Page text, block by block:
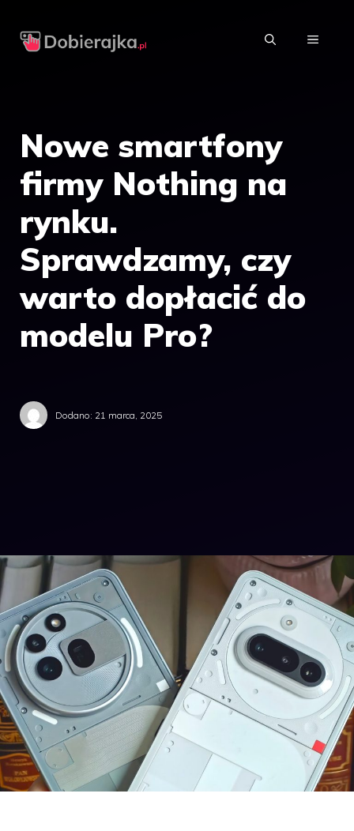
MENU
Nowe smartfony
firmy Nothing na
rynku.
Sprawdzamy, czy
warto dopłacić do
modelu Pro?
Dodano: 21 marca, 2025